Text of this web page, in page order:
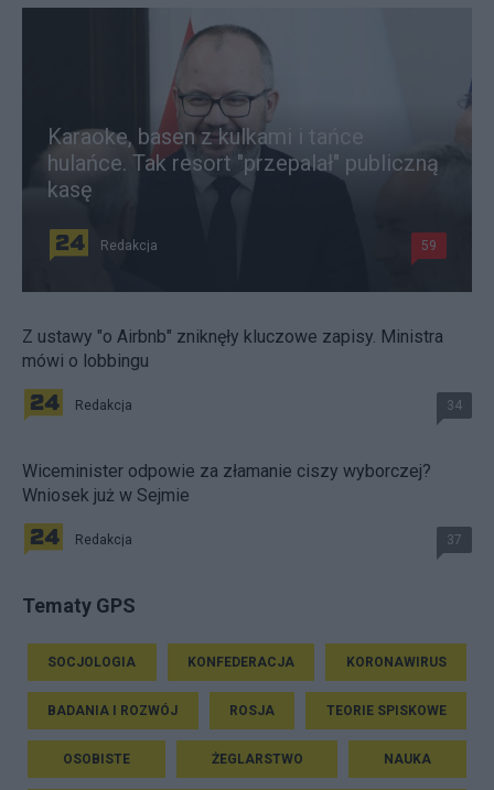
Karaoke, basen z kulkami i tańce
hulańce. Tak resort "przepalał" publiczną
kasę
Redakcja 59
Z ustawy "o Airbnb" zniknęły kluczowe zapisy. Ministra
mówi o lobbingu
Redakcja 34
Wiceminister odpowie za złamanie ciszy wyborczej?
Wniosek już w Sejmie
Redakcja 37
Tematy GPS
SOCJOLOGIA KONFEDERACJA KORONAWIRUS
BADANIA I ROZWÓJ ROSJA TEORIE SPISKOWE
OSOBISTE ŻEGLARSTWO NAUKA